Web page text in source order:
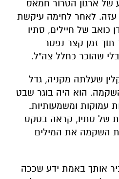
שהוכר כחלל צה"ל.
שעלתה מקניה, גדל
הוא היה בוגר שבט
ומשמעותיות.
השקמה את המילים
אותך באמת ידע שככה
לצד זו. היית בשבילי
שרק אני ואתה יכולים
ואיך אפשר בכלל